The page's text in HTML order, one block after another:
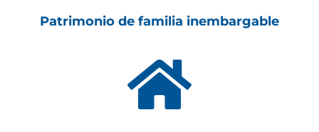
Patrimonio de familia inembargable
